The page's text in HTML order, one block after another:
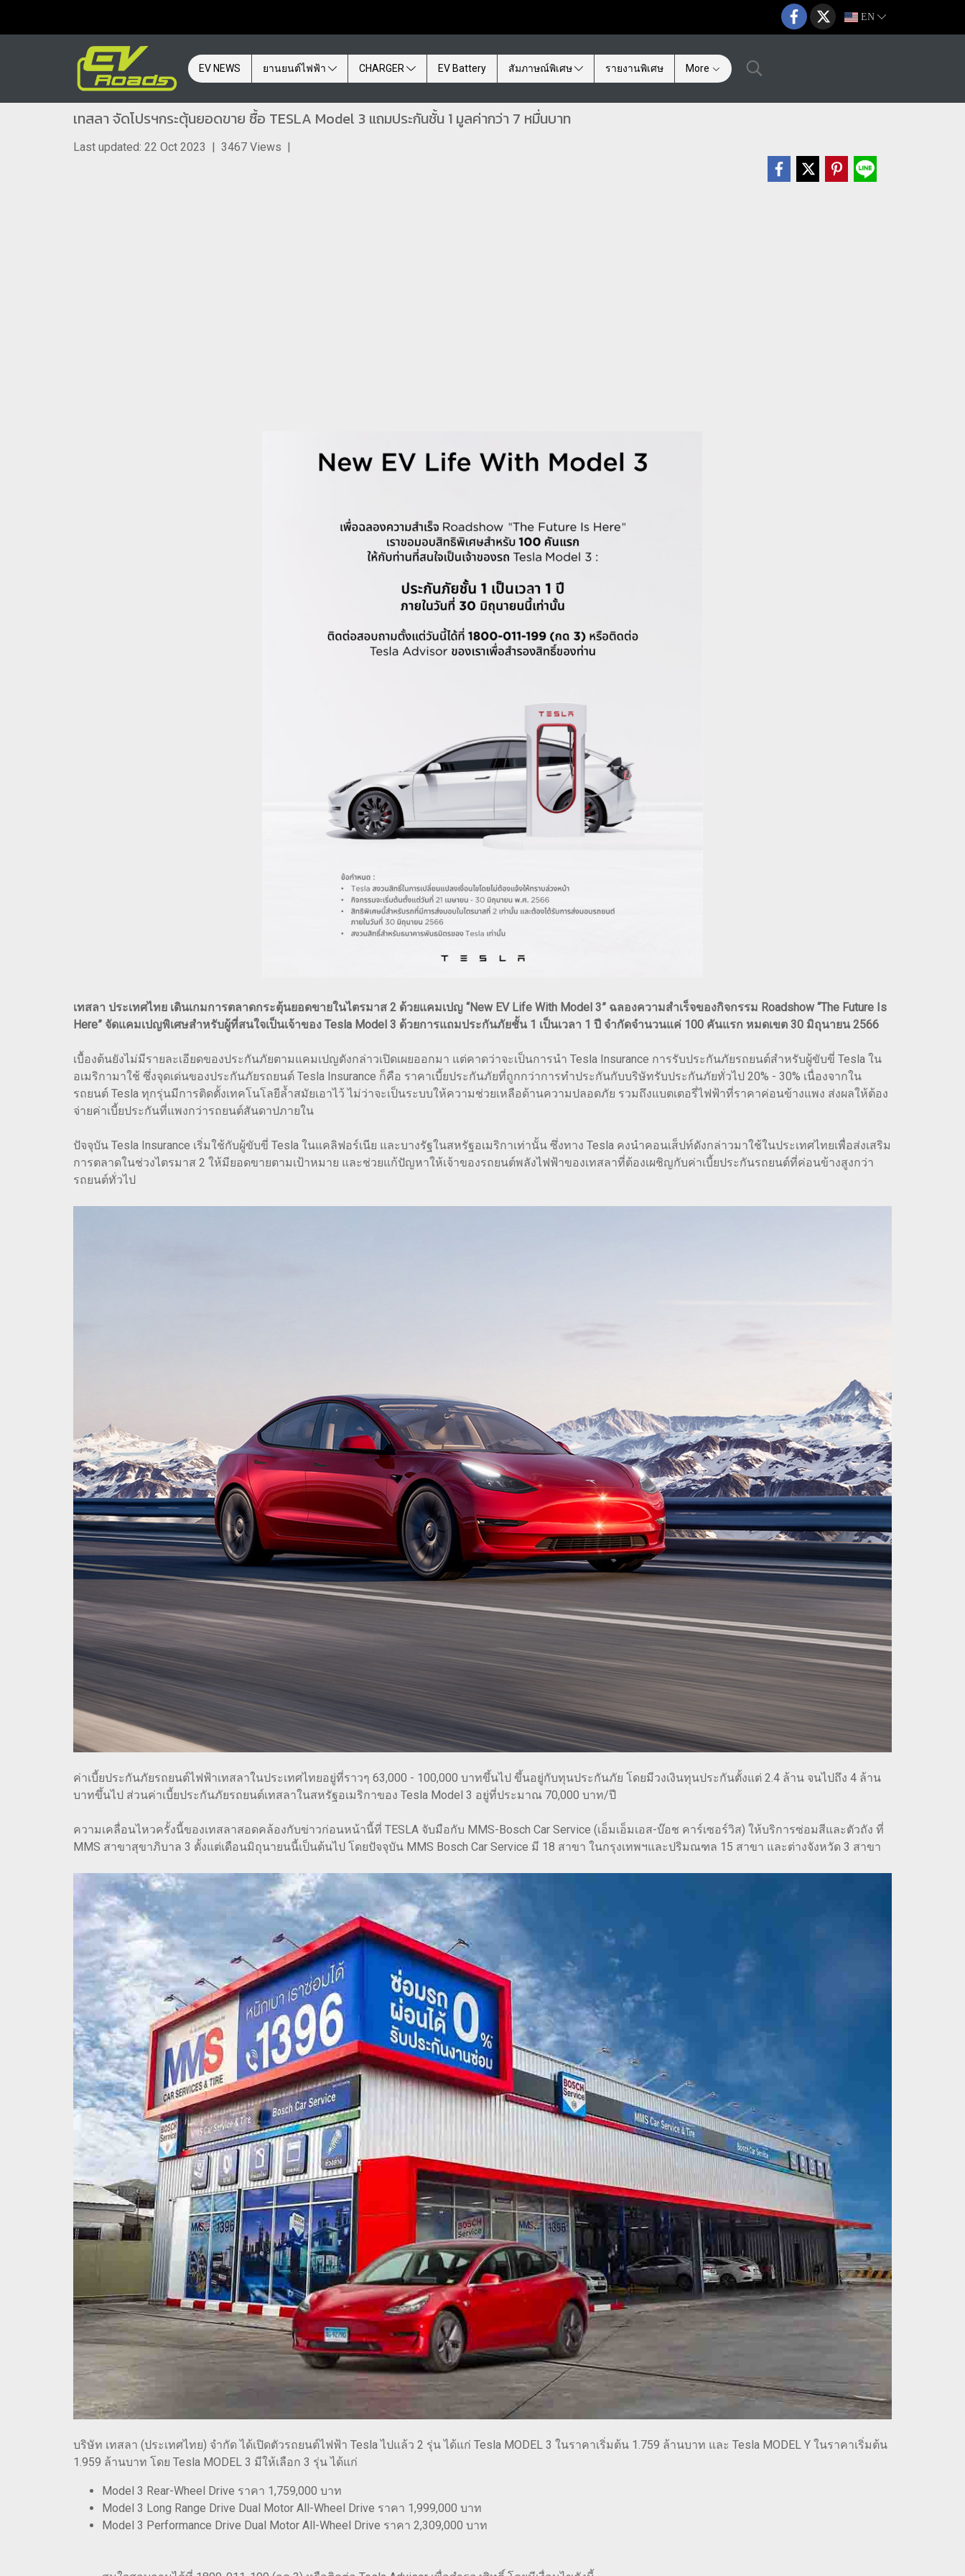
EN
EV NEWS ยานยนต์ไฟฟ้า CHARGER EV Battery สัมภาษณ์พิเศษ รายงานพิเศษ More
เทสลา จัดโปรฯกระตุ้นยอดขาย ซื้อ TESLA Model 3 แถมประกันชั้น 1 มูลค่ากว่า 7 หมื่นบาท
Last updated: 22 Oct 2023 | 3467 Views |
เทสลา ประเทศไทย เดินเกมการตลาดกระตุ้นยอดขายในไตรมาส 2 ด้วยแคมเปญ “New EV Life With Model 3” ฉลองความสำเร็จของกิจกรรม Roadshow “The Future Is
Here” จัดแคมเปญพิเศษสำหรับผู้ที่สนใจเป็นเจ้าของ Tesla Model 3 ด้วยการแถมประกันภัยชั้น 1 เป็นเวลา 1 ปี จำกัดจำนวนแค่ 100 คันแรก หมดเขต 30 มิถุนายน 2566
เบื้องต้นยังไม่มีรายละเอียดของประกันภัยตามแคมเปญดังกล่าวเปิดเผยออกมา แต่คาดว่าจะเป็นการนำ Tesla Insurance การรับประกันภัยรถยนต์สำหรับผู้ขับขี่ Tesla ใน
อเมริกามาใช้ ซึ่งจุดเด่นของประกันภัยรถยนต์ Tesla Insurance ก็คือ ราคาเบี้ยประกันภัยที่ถูกกว่าการทำประกันกับบริษัทรับประกันภัยทั่วไป 20% - 30% เนื่องจากใน
รถยนต์ Tesla ทุกรุ่นมีการติดตั้งเทคโนโลยีล้ำสมัยเอาไว้ ไม่ว่าจะเป็นระบบให้ความช่วยเหลือด้านความปลอดภัย รวมถึงแบตเตอรี่ไฟฟ้าที่ราคาค่อนข้างแพง ส่งผลให้ต้อง
จ่ายค่าเบี้ยประกันที่แพงกว่ารถยนต์สันดาปภายใน
ปัจจุบัน Tesla Insurance เริ่มใช้กับผู้ขับขี่ Tesla ในแคลิฟอร์เนีย และบางรัฐในสหรัฐอเมริกาเท่านั้น ซึ่งทาง Tesla คงนำคอนเส็ปท์ดังกล่าวมาใช้ในประเทศไทยเพื่อส่งเสริม
การตลาดในช่วงไตรมาส 2 ให้มียอดขายตามเป้าหมาย และช่วยแก้ปัญหาให้เจ้าของรถยนต์พลังไฟฟ้าของเทสลาที่ต้องเผชิญกับค่าเบี้ยประกันรถยนต์ที่ค่อนข้างสูงกว่า
รถยนต์ทั่วไป
ค่าเบี้ยประกันภัยรถยนต์ไฟฟ้าเทสลาในประเทศไทยอยู่ที่ราวๆ 63,000 - 100,000 บาทขึ้นไป ขึ้นอยู่กับทุนประกันภัย โดยมีวงเงินทุนประกันตั้งแต่ 2.4 ล้าน จนไปถึง 4 ล้าน
บาทขึ้นไป ส่วนค่าเบี้ยประกันภัยรถยนต์เทสลาในสหรัฐอเมริกาของ Tesla Model 3 อยู่ที่ประมาณ 70,000 บาท/ปี
ความเคลื่อนไหวครั้งนี้ของเทสลาสอดคล้องกับข่าวก่อนหน้านี้ที่ TESLA จับมือกับ MMS-Bosch Car Service (เอ็มเอ็มเอส-บ๊อช คาร์เซอร์วิส) ให้บริการซ่อมสีและตัวถัง ที่
MMS สาขาสุขาภิบาล 3 ตั้งแต่เดือนมิถุนายนนี้เป็นต้นไป โดยปัจจุบัน MMS Bosch Car Service มี 18 สาขา ในกรุงเทพฯและปริมณฑล 15 สาขา และต่างจังหวัด 3 สาขา
บริษัท เทสลา (ประเทศไทย) จำกัด ได้เปิดตัวรถยนต์ไฟฟ้า Tesla ไปแล้ว 2 รุ่น ได้แก่ Tesla MODEL 3 ในราคาเริ่มต้น 1.759 ล้านบาท และ Tesla MODEL Y ในราคาเริ่มต้น
1.959 ล้านบาท โดย Tesla MODEL 3 มีให้เลือก 3 รุ่น ได้แก่
Model 3 Rear-Wheel Drive ราคา 1,759,000 บาท
Model 3 Long Range Drive Dual Motor All-Wheel Drive ราคา 1,999,000 บาท
Model 3 Performance Drive Dual Motor All-Wheel Drive ราคา 2,309,000 บาท